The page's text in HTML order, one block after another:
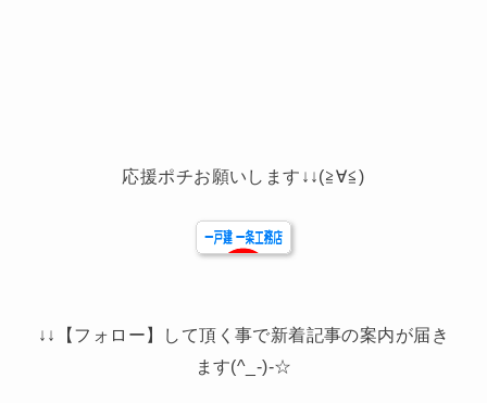
応援ポチお願いします↓↓(≧∀≦)
↓↓【フォロー】して頂く事で新着記事の案内が届き
ます(^_-)-☆